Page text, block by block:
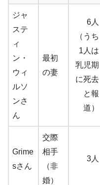
ジャ
ステ
ィ
ン・
ウィ
ルソ
ンさ
ん
最初
の妻
6人
（うち
1人は
乳児期
に死去
と報
道）
Grime
sさん
交際
相手
（非
婚）
3人